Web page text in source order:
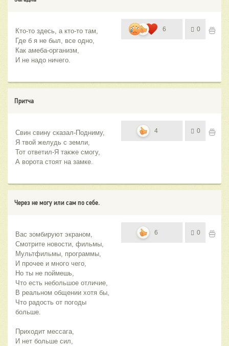
Кто-то здесь, а кто-то там,
Где б я не был, все одно,
Как амеба-организм,
И не надо ничего.
6 0
Притча
Свин свину сказал-Подниму,
Я твой желудь с земли,
Тот ответил-Я также смогу,
А ворота стоят на замке.
4 0
Через не могу или сам по себе.
Вас зомбируют экраном,
Смотрите новости, фильмы,
Мультфильмы, программы,
И прочее и много чего,
Но ты не поймешь,
Что есть небольшое отличие,
В реальном общении хотя бы,
Что радость от погоды
больше.
Приходит мессага,
И нет больше сил,
6 0